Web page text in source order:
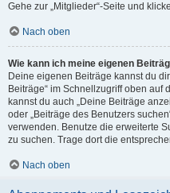
Gehe zur „Mitglieder“-Seite und
Nach oben
Wie kann ich meine eigenen
Deine eigenen Beiträge kannst du
Beiträge“ im Schnellzugriff oben auf
kannst du auch „Deine Beiträge
oder „Beiträge des Benutzers
verwenden. Benutze die erweiterte
zu suchen. Trage dort die
Nach oben